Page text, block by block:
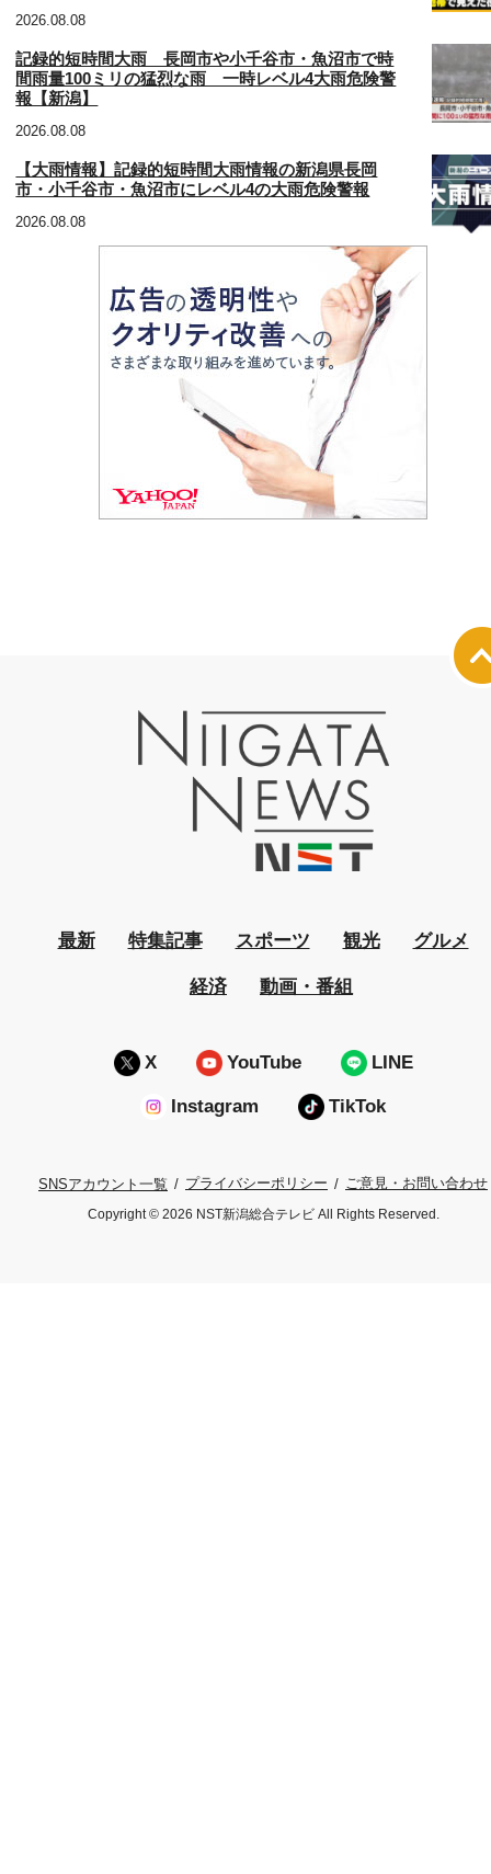
2026.08.08
記録的短時間大雨 長岡市や小千谷市・魚沼市で時
間雨量100ミリの猛烈な雨 一時レベル4大雨危険警
報【新潟】
2026.08.08
【大雨情報】記録的短時間大雨情報の新潟県長岡
市・小千谷市・魚沼市にレベル4の大雨危険警報
2026.08.08
最新 特集記事 スポーツ 観光 グルメ
経済 動画・番組
X YouTube LINE
Instagram TikTok
SNSアカウント一覧 プライバシーポリシー ご意見・お問い合わせ
Copyright © 2026 NST新潟総合テレビ All Rights Reserved.